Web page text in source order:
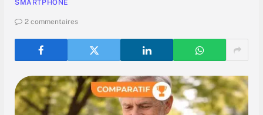
SMARTPHONE
2 commentaires